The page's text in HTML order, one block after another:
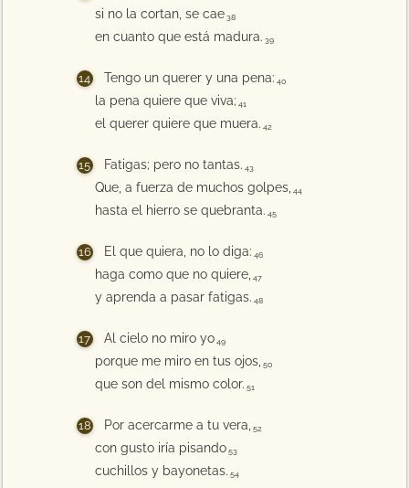
si no la cortan, se cae 38
en cuanto que está madura. 39
Tengo un querer y una pena: 40
la pena quiere que viva; 41
el querer quiere que muera. 42
Fatigas; pero no tantas. 43
Que, a fuerza de muchos golpes, 44
hasta el hierro se quebranta. 45
El que quiera, no lo diga: 46
haga como que no quiere, 47
y aprenda a pasar fatigas. 48
Al cielo no miro yo 49
porque me miro en tus ojos, 50
que son del mismo color. 51
Por acercarme a tu vera, 52
con gusto iría pisando 53
cuchillos y bayonetas. 54